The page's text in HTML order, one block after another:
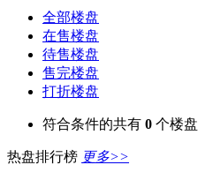
全部楼盘
在售楼盘
待售楼盘
售完楼盘
打折楼盘
符合条件的共有 0 个楼盘
热盘排行榜 更多>>